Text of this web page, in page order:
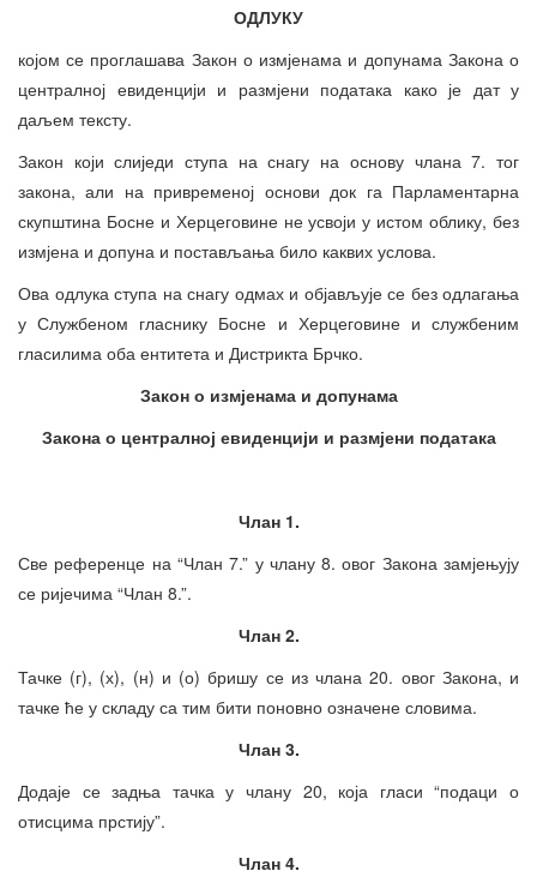
ОДЛУКУ
којом се проглашава Закон о измјенама и допунама Закона о
централној евиденцији и размјени података како је дат у
даљем тексту.
Закон који слиједи ступа на снагу на основу члана 7. тог
закона, али на привременој основи док га Парламентарна
скупштина Босне и Херцеговине не усвоји у истом облику, без
измјена и допуна и постављања било каквих услова.
Ова одлука ступа на снагу одмах и објављује се без одлагања
у Службеном гласнику Босне и Херцеговине и службеним
гласилима оба ентитета и Дистрикта Брчко.
Закон о измјенама и допунама
Закона о централној евиденцији и размјени података
Члан 1.
Све референце на “Члан 7.” у члану 8. овог Закона замјењују
се ријечима “Члан 8.”.
Члан 2.
Тачке (г), (х), (н) и (о) бришу се из члана 20. овог Закона, и
тачке ће у складу са тим бити поновно означене словима.
Члан 3.
Додаје се задња тачка у члану 20, која гласи “подаци о
отисцима прстију”.
Члан 4.